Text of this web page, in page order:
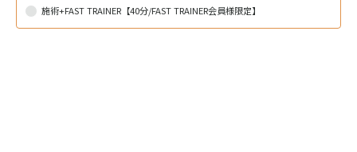
施術+FAST TRAINER【40分/FAST TRAINER会員様限定】